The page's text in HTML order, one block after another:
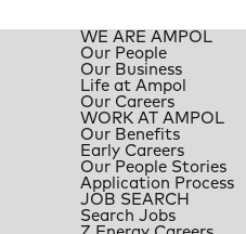
WE ARE AMPOL
Our People
Our Business
Life at Ampol
Our Careers
WORK AT AMPOL
Our Benefits
Early Careers
Our People Stories
Application Process
JOB SEARCH
Search Jobs